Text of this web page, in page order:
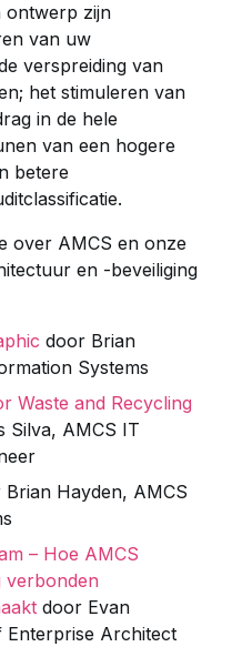
ontwerp zijn
van uw
verspreiding van
het stimuleren van
in de hele
van een hogere
betere
over AMCS en onze
en -beveiliging
door Brian
Systems
Waste and Recycling
Silva, AMCS IT
Brian Hayden, AMCS
– Hoe AMCS
verbonden
door Evan
Enterprise Architect